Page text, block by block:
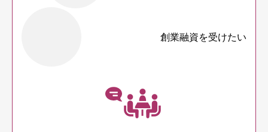
創業融資を受けたい